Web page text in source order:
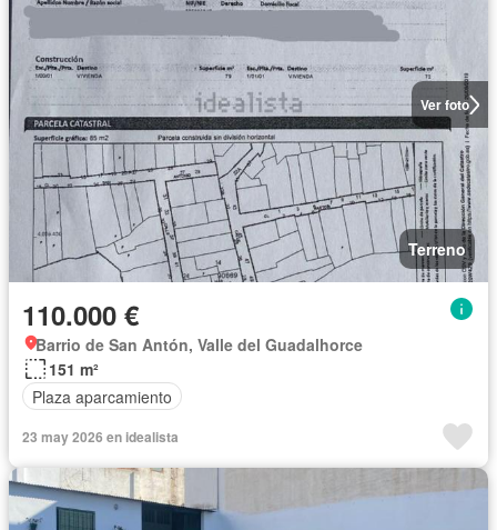
Ver foto
Terreno
110.000 €
Barrio de San Antón, Valle del Guadalhorce
151 m²
Plaza aparcamiento
23 may 2026 en idealista